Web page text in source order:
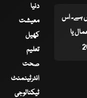
ہے۔ اس
یا
دنیا
معیشت
کھیل
تعلیم
صحت
انٹرٹینمنٹ
ٹیکنالوجی